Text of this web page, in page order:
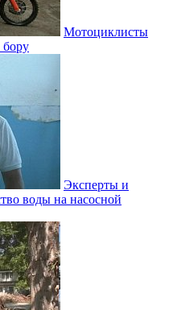
Мотоциклисты
бору
Эксперты и
воды на насосной